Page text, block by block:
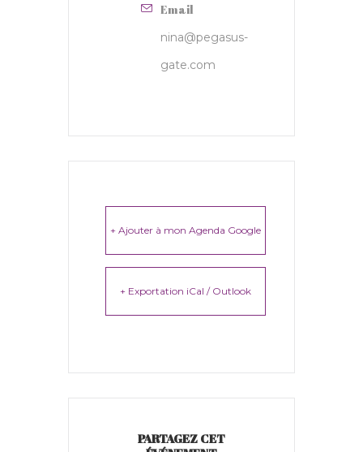
Email
nina@pegasus-
gate.com
+ Ajouter à mon Agenda Google
+ Exportation iCal / Outlook
PARTAGEZ CET